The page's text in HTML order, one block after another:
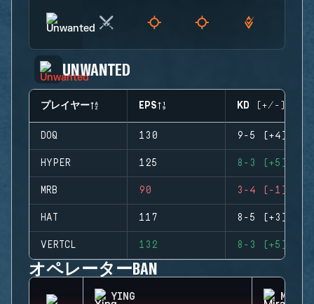
UNWANTED
プレイヤー EPS KD (+/-)
DOQ 130 9-5 (+4)
HYPER 125 8-3 (+5)
MRB 90 3-4 (-1)
HAT 117 8-5 (+3)
VERTCL 132 8-3 (+5)
オペレーターBAN
YING MIRA